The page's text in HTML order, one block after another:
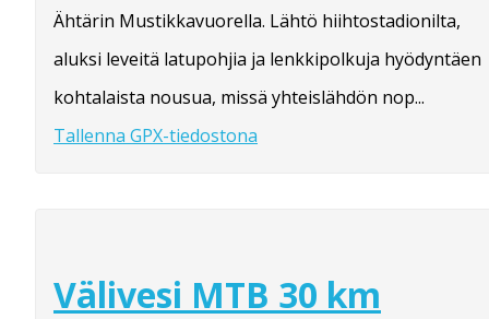
Ähtärin Mustikkavuorella. Lähtö hiihtostadionilta,
aluksi leveitä latupohjia ja lenkkipolkuja hyödyntäen
kohtalaista nousua, missä yhteislähdön nop...
Tallenna GPX-tiedostona
Välivesi MTB 30 km